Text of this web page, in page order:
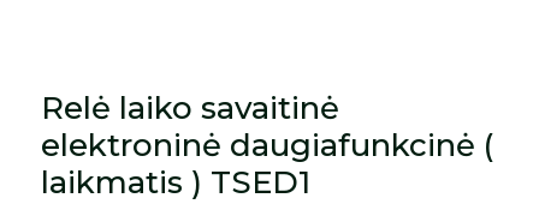
Relė laiko savaitinė
elektroninė daugiafunkcinė (
laikmatis ) TSED1